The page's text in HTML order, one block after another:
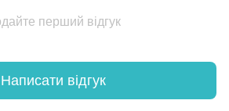
перший відгук
Написати відгук